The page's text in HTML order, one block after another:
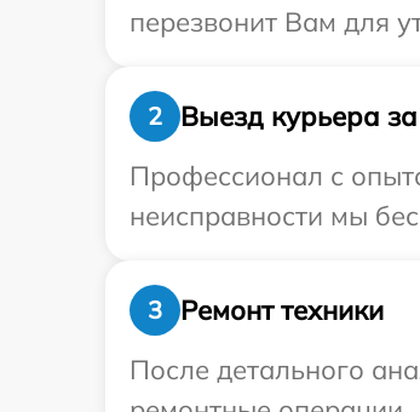
перезвонит Вам для
2
Выезд курьера
Профессионал с
неисправности мы
3
Ремонт техники
После детального